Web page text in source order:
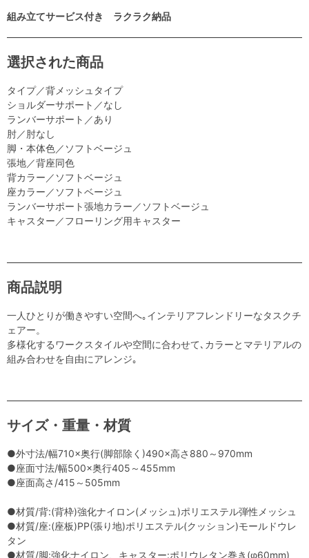
組み立てサービス付き ラクラク納品
選択された商品
タイプ／背メッシュタイプ
ショルダーサポート／なし
ランバーサポート／あり
肘／肘なし
脚・本体色／ソフトベージュ
張地／背座同色
背カラー／ソフトベージュ
座カラー／ソフトベージュ
ランバーサポート張地カラー／ソフトベージュ
キャスター／フローリング用キャスター
商品説明
一人ひとりが働きやすい空間へ｡インテリアフレンドリーなタスクチ
ェアー。
多様化するワークスタイルや空間に合わせて､カラーとマテリアルの
組み合わせを自由にアレンジ｡
サイズ・重量・材質
●外寸法/幅710×奥行(脚部除く)490×高さ880～970mm
●座面寸法/幅500×奥行405～455mm
●座面高さ/415～505mm
●材質/背:(背枠)強化ナイロン(メッシュ)ポリエステル弾性メッシュ
●材質/座:(座板)PP(張り地)ポリエステル(クッション)モールドウレ
タン
●材質/脚:強化ナイロン、キャスター:ポリウレタン巻き(φ60mm)